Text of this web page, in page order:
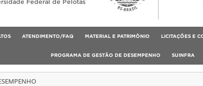
ATENDIMENTO/FAQ MATERIAL E PATRIMÔNIO LICITAÇÕES E
PROGRAMA DE GESTÃO DE DESEMPENHO SUINFRA